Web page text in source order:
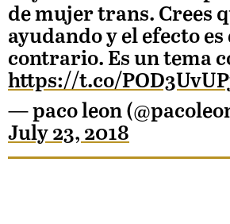
de mujer trans. Crees
ayudando y el efecto es
contrario. Es un tema
https://t.co/
— paco leon
July 23, 2018